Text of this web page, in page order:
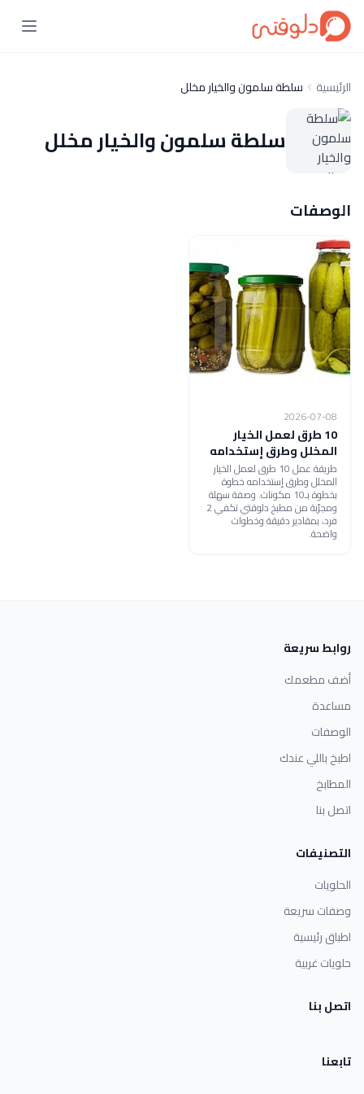
الرئيسية سلطة سلمون والخيار مخلل
سلطة سلمون والخيار مخلل
الوصفات
2026-07-08
10 طرق لعمل الخيار
المخلل وطرق إستخدامه
طريقة عمل 10 طرق لعمل الخيار
المخلل وطرق إستخدامه خطوة
بخطوة بـ10 مكونات. وصفة سهلة
ومجرّبة من مطبخ دلوقتي تكفي 2
فرد، بمقادير دقيقة وخطوات
واضحة.
روابط سريعة
أضف مطعمك
مساعدة
الوصفات
اطبخ باللي عندك
المطابخ
اتصل بنا
التصنيفات
الحلويات
وصفات سريعة
اطباق رئيسية
حلويات غربية
اتصل بنا
تابعنا